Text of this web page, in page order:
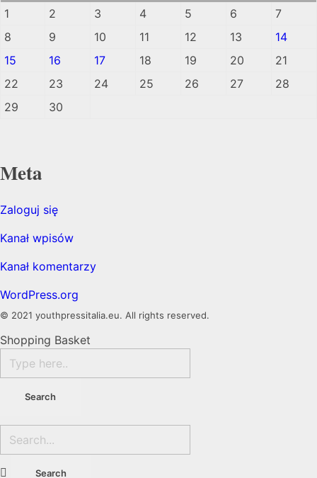
1
2 3 4 5 6
7
8
9 10 11 12 13
14
15
16 17 18 19 20
21
22
23 24 25 26 27
28
29
30
Meta
Zaloguj się
Kanał wpisów
Kanał komentarzy
WordPress.org
© 2021 youthpressitalia.eu. All rights reserved.
Shopping Basket